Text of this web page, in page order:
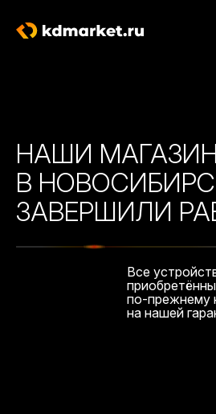
НАШИ
В
ЗАВЕРШИЛИ
Все
по-прежнему
на нашей